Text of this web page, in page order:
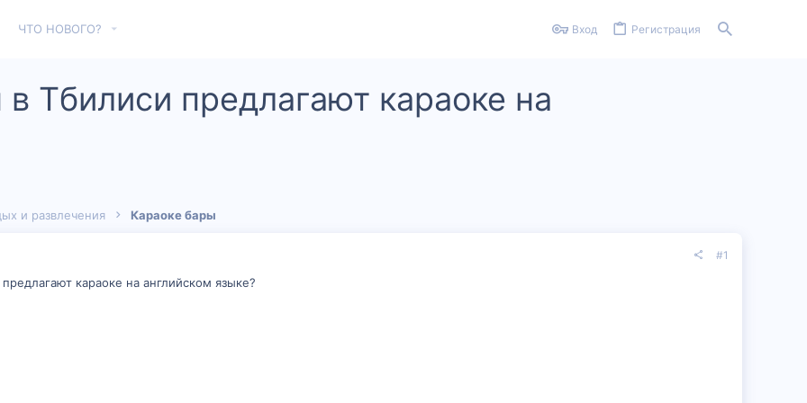
ЧТО НОВОГО? Вход Регистрация
Тбилиси предлагают караоке на
и развлечения Караоке бары
#1
караоке на английском языке?